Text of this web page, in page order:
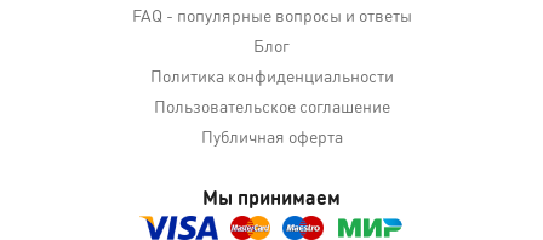
FAQ - популярные вопросы и ответы
Блог
Политика конфиденциальности
Пользовательское соглашение
Публичная оферта
Мы принимаем